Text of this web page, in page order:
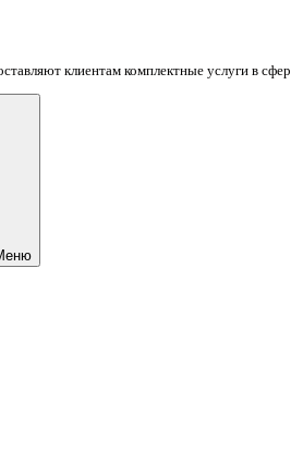
клиентам комплектные услуги в